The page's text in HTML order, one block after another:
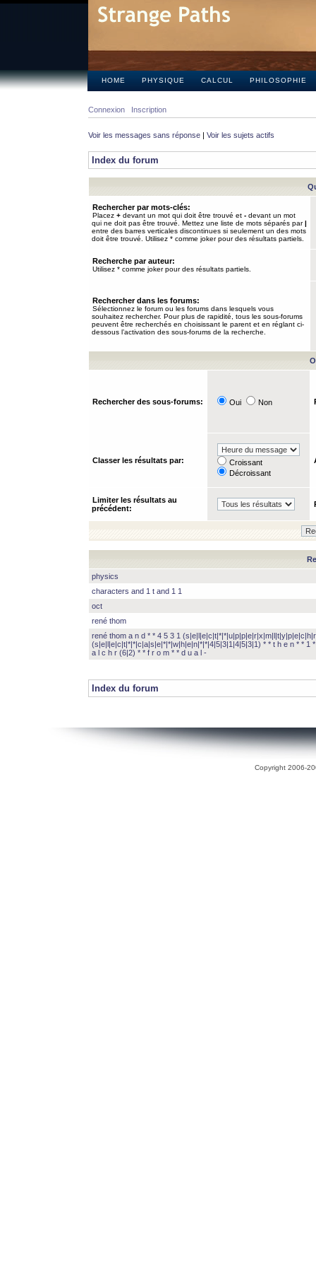
HOME PHYSIQUE CALCUL PHILOSOPHIE
Connexion Inscription
Voir les messages sans réponse | Voir les sujets actifs
Index du forum
Rechercher par mots-clés:
Placez + devant un mot qui doit être trouvé et - devant un mot
qui ne doit pas être trouvé. Mettez une liste de mots séparés par|
entre des barres verticales discontinues si seulement un des mots
doit être trouvé. Utilisez * comme joker pour des résultats partiels.
Recherche par auteur:
Utilisez * comme joker pour des résultats partiels.
Rechercher dans les forums:
Sélectionnez le forum ou les forums dans lesquels vous
souhaitez rechercher. Pour plus de rapidité, tous les sous-forums
peuvent être recherchés en choisissant le parent et en réglant ci-
dessous l’activation des sous-forums de la recherche.
Rechercher des sous-forums: Oui Non
Classer les résultats par:
Croissant
Décroissant
Limiter les résultats au
précédent:
physics
characters and 1 t and 1 1
oct
rené thom
rené thom a n d * * 4 5 3 1
(s|e|l|e|c|t|*|*|c|a|s|e|*|*|w|h|e|n|*|*|4|5|3|1|4|5|3|1) * * t h e n * * 1
a l c h r (6|2) * * f r o m * * d u a l -
Index du forum
Copyright 2006-